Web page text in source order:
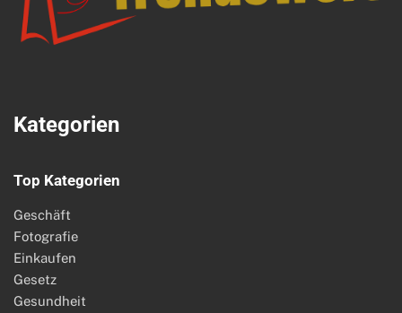
Kategorien
Top Kategorien
Geschäft
Fotografie
Einkaufen
Gesetz
Gesundheit